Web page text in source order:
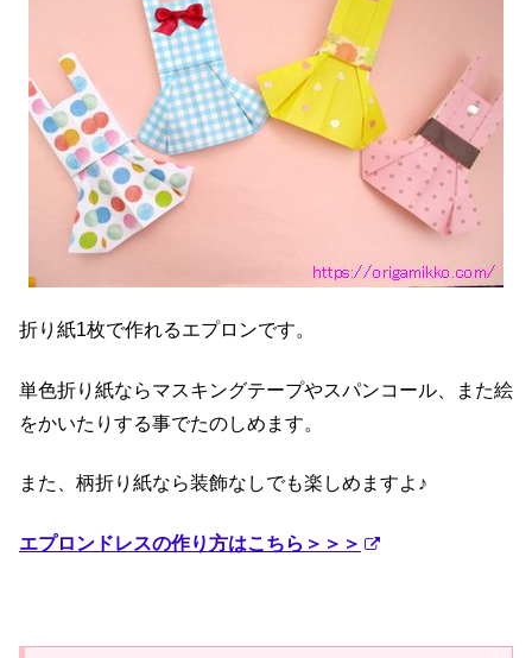
折り紙1枚で作れるエプロンです。
単色折り紙ならマスキングテープやスパンコール、また絵
をかいたりする事でたのしめます。
また、柄折り紙なら装飾なしでも楽しめますよ♪
エプロンドレスの作り方はこちら＞＞＞